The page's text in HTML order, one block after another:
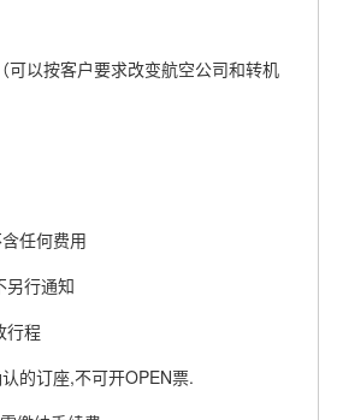
可以按客户要求改变航空公司和转机
任何费用
另行通知
行程
的订座,不可开OPEN票.